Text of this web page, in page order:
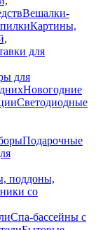
Вешалки-
Картины,
для
для
Новогодние
Светодиодные
Подарочные
поддоны,
со
Спа-бассейны с